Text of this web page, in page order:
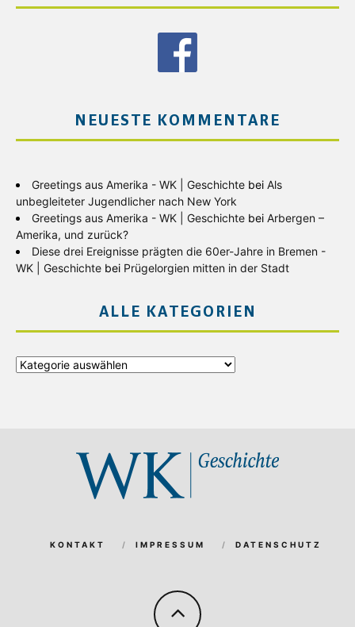
NEUESTE KOMMENTARE
Greetings aus Amerika - WK | Geschichte bei Als
unbegleiteter Jugendlicher nach New York
Greetings aus Amerika - WK | Geschichte bei Arbergen –
Amerika, und zurück?
Diese drei Ereignisse prägten die 60er-Jahre in Bremen -
WK | Geschichte bei Prügelorgien mitten in der Stadt
ALLE KATEGORIEN
Alle
KONTAKT IMPRESSUM DATENSCHUTZ